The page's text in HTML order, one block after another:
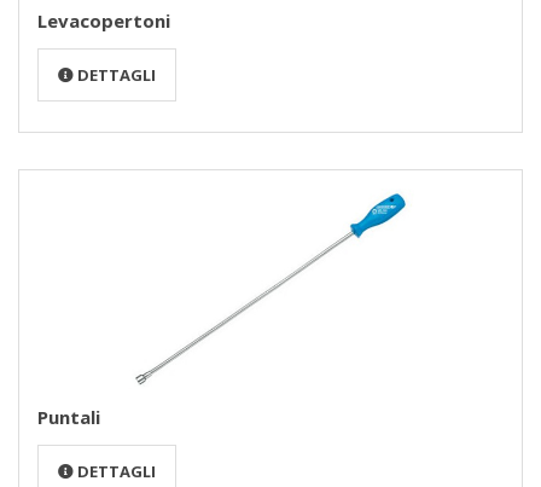
Levacopertoni
DETTAGLI
Puntali
DETTAGLI